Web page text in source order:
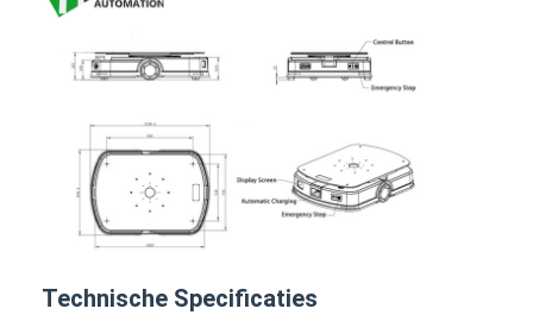
Technische Specificaties